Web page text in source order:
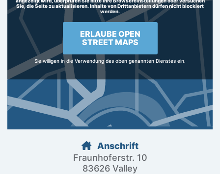
Sie, die Seite zu aktualisieren. Inhalte von Drittanbietern dürfen nicht blockiert
werden.
ERLAUBE OPEN
STREET MAPS
Sie willigen in die Verwendung des oben genannten Dienstes ein.
Anschrift
Fraunhoferstr. 10
83626 Valley